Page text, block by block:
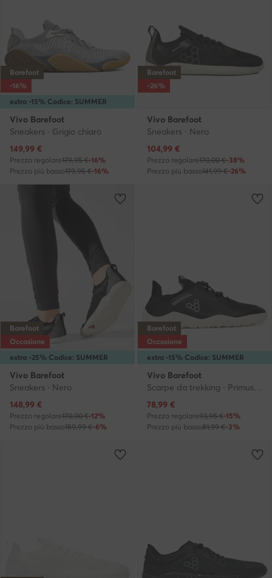
extra -15% Codice: SUMMER
Barefoot
-16%
Vivo Barefoot
Sneakers · Grigio chiaro
Prezzo attuale
149,99 €
Prezzo regolare179,95 €-16%
Prezzo più basso179,95 €-16%
Barefoot
-26%
Vivo Barefoot
Sneakers · Nero
Prezzo attuale
104,99 €
Prezzo regolare170,00 €-38%
Prezzo più basso141,99 €-26%
extra -25% Codice: SUMMER
Barefoot
Occasione
Vivo Barefoot
Sneakers · Nero
Prezzo attuale
148,99 €
Prezzo regolare170,00 €-12%
Prezzo più basso159,99 €-6%
extra -15% Codice: SUMMER
Barefoot
Occasione
Vivo Barefoot
Prezzo attuale
78,99 €
Prezzo regolare93,95 €-15%
Prezzo più basso81,99 €-3%